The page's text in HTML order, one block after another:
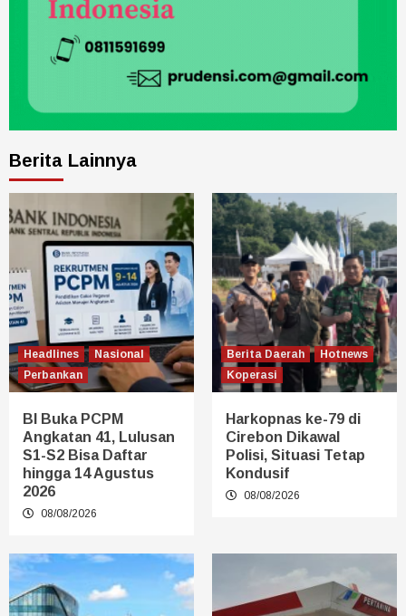
Berita Lainnya
Headlines
Nasional
Perbankan
BI Buka PCPM
Angkatan 41, Lulusan
S1-S2 Bisa Daftar
hingga 14 Agustus
2026
08/08/2026
Berita Daerah
Hotnews
Koperasi
Harkopnas ke-79 di
Cirebon Dikawal
Polisi, Situasi Tetap
Kondusif
08/08/2026